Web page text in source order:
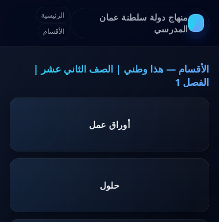
منهاج دولة سلطنة عمان
المدرسي
الرئيسية
الأقسام
الأقسام — هذا وطني | الصف الثاني عشر |
الفصل 1
أوراق عمل
حلول